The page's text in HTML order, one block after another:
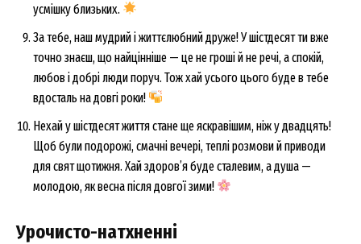
усмішку близьких.
За тебе, наш мудрий і життєлюбний друже! У шістдесят ти вже
точно знаєш, що найцінніше — це не гроші й не речі, а спокій,
любов і добрі люди поруч. Тож хай усього цього буде в тебе
вдосталь на довгі роки!
Нехай у шістдесят життя стане ще яскравішим, ніж у двадцять!
Щоб були подорожі, смачні вечері, теплі розмови й приводи
для свят щотижня. Хай здоров’я буде сталевим, а душа —
молодою, як весна після довгої зими!
Урочисто-натхненні